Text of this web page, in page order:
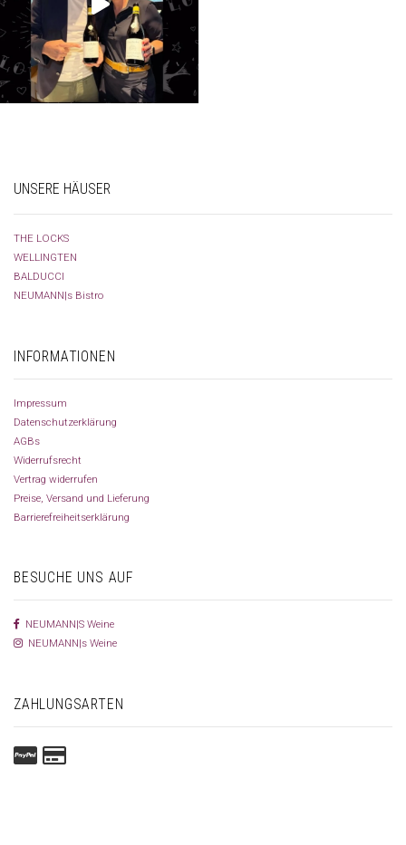
UNSERE HÄUSER
THE LOCKS
WELLINGTEN
BALDUCCI
NEUMANN|s Bistro
INFORMATIONEN
Impressum
Datenschutzerklärung
AGBs
Widerrufsrecht
Vertrag widerrufen
Preise, Versand und Lieferung
Barrierefreiheitserklärung
BESUCHE UNS AUF
NEUMANN|S Weine
NEUMANN|s Weine
ZAHLUNGSARTEN